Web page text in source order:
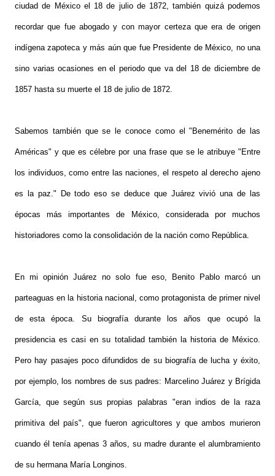
ciudad de México el 18 de julio de 1872, también quizá podemos
recordar que fue abogado y con mayor certeza que era de origen
indígena zapoteca y más aún que fue Presidente de México, no una
sino varias ocasiones en el periodo que va del 18 de diciembre de
1857 hasta su muerte el 18 de julio de 1872.
Sabemos también que se le conoce como el "Benemérito de las
Américas" y que es célebre por una frase que se le atribuye "Entre
los individuos, como entre las naciones, el respeto al derecho ajeno
es la paz." De todo eso se deduce que Juárez vivió una de las
épocas más importantes de México, considerada por muchos
historiadores como la consolidación de la nación como República.
En mi opinión Juárez no solo fue eso, Benito Pablo marcó un
parteaguas en la historia nacional, como protagonista de primer nivel
de esta época. Su biografía durante los años que ocupó la
presidencia es casi en su totalidad también la historia de México.
Pero hay pasajes poco difundidos de su biografía de lucha y éxito,
por ejemplo, los nombres de sus padres: Marcelino Juárez y Brígida
García, que según sus propias palabras "eran indios de la raza
primitiva del país", que fueron agricultores y que ambos murieron
cuando él tenía apenas 3 años, su madre durante el alumbramiento
de su hermana María Longinos.